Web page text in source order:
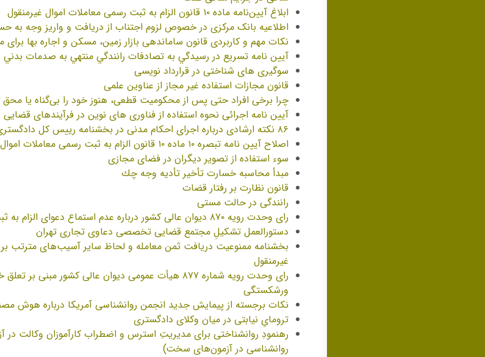
ابلاغ️ آیین‌نامه ماده ۱۰ قانون الزام به ثبت رسمی معاملات اموال غیرمنقول
اطلاعیه بانک مرکزی در خصوص لزوم اجتناب از دریافت و واریز وجه
نکات مهم و کاربردی قانون ساماندهی بازار زمین، مسکن و اجاره بها
آیین نامه تسريع در رسيدگي به تصادفات رانندگي منتهي به صدمات
سوگیری های شناختی در قرارداد نویسی
قانون مجازات استفاده غیر مجاز از عناوین علمی
چرا برخی افراد حتی پس از محکومیت قطعی، هنوز خود را بی‌گناه یا محق
آیین نامه اجرائی نحوه استفاده از فناوری های نوین در فرآیندهای قضایی
۸۶ نکته ارشادی درباره اجرای احکام مدنی در بخشنامه رییس کل دادگستری تهران
اصلاح آیین نامه تبصره ۱۰ ماده ۱۰ قانون الزام به ثبت رسمی معاملات اموال غیر منقول
سوء استفاده از تصویر دیگران در فضای مجازی
مبدأ محاسبه خسارت تأخير تأديه وجه چك
قانون نظارت بر رفتار قضات
رانندگی در حالت مستی
رای وحدت رویه ۸۷۰ دیوان عالی کشور درباره عدم استماع دعوای الزام به ثبت چک در سامانه صیاد
دستورالعمل تشکیلِ مجتمع قضایی تخصصی دعاوی تجاری تهران
غیرمنقول
رای وحدت رویه شماره ۸۷۷ هیأت عمومی دیوان عالی
ورشکستگی
نکات برجسته از پیمایش جدید انجمن روانشناسی آمریکا درباره هوش
ترومایِ نیابتی در میان وکلای دادگستری
رهنمودِ روانشناختی برای مدیریتِ استرس و اضطراب کارآموزان وکالت
روانشناسی در آزمون‌های سخت)